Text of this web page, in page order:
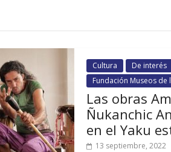
Cultura De interés
Fundación Museos de
Las obras
Ñukanchic
en el Yaku
13 septiembre, 2022